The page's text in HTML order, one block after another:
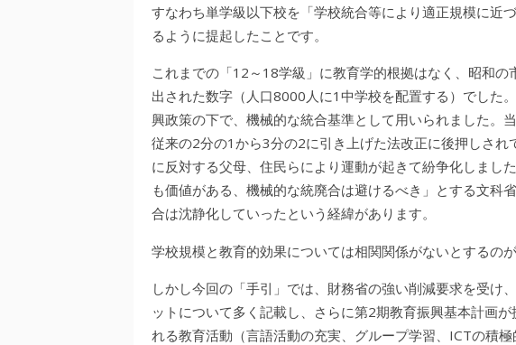
すなわち単学級以下校を「学校統合等により適正規模に近
るように提起したことです。
これまでの「12～18学級」に教育学的根拠はなく、昭和
出された数字（人口8000人に1中学校を配置する）でした
興政策の下で、機械的な統合基準として用いられました。
従来の2分の1から3分の2に引き上げた法改正に後押しさ
に反対する父母、住民らにより運動が起きて紛争化しまし
も価値がある、機械的な統廃合は避けるべき」とする文科
合は沈静化していったという経緯があります。
学校規模と教育的効果については相関関係がないとするのが
しかし今回の「手引」では、財務省の強い削減要求を受け
ットについて多く記載し、さらに第2期教育振興基本計画
れる教育活動（言語活動の充実、グループ学習、ICTの積